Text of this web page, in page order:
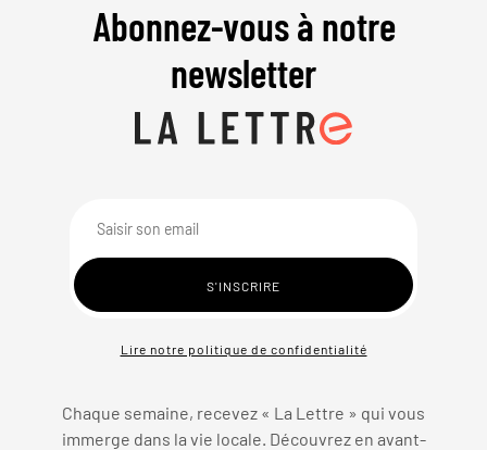
Abonnez-vous à notre
newsletter
Lire notre politique de confidentialité
Chaque semaine, recevez « La Lettre » qui vous
immerge dans la vie locale. Découvrez en avant-